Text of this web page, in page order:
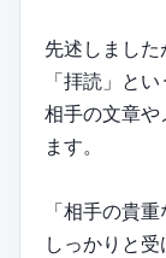
先述しました
「拝読」とい
相手の文章や
ます。
「相手の貴
しっかりと